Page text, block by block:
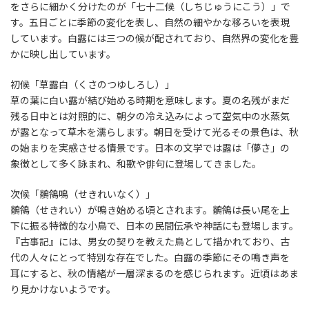
をさらに細かく分けたのが「七十二候（しちじゅうにこう）」で
す。五日ごとに季節の変化を表し、自然の細やかな移ろいを表現
しています。白露には三つの候が配されており、自然界の変化を豊
かに映し出しています。
初候「草露白（くさのつゆしろし）」
草の葉に白い露が結び始める時期を意味します。夏の名残がまだ
残る日中とは対照的に、朝夕の冷え込みによって空気中の水蒸気
が露となって草木を濡らします。朝日を受けて光るその景色は、秋
の始まりを実感させる情景です。日本の文学では露は「儚さ」の
象徴として多く詠まれ、和歌や俳句に登場してきました。
次候「鶺鴒鳴（せきれいなく）」
鶺鴒（せきれい）が鳴き始める頃とされます。鶺鴒は長い尾を上
下に振る特徴的な小鳥で、日本の民間伝承や神話にも登場します。
『古事記』には、男女の契りを教えた鳥として描かれており、古
代の人々にとって特別な存在でした。白露の季節にその鳴き声を
耳にすると、秋の情緒が一層深まるのを感じられます。近頃はあま
り見かけないようです。